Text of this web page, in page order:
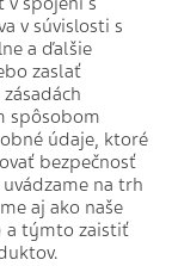
v súvislosti s
a ďalšie
zaslať
spôsobom
údaje, ktoré
bezpečnosť
na trh
aj ako naše
a týmto zaistiť